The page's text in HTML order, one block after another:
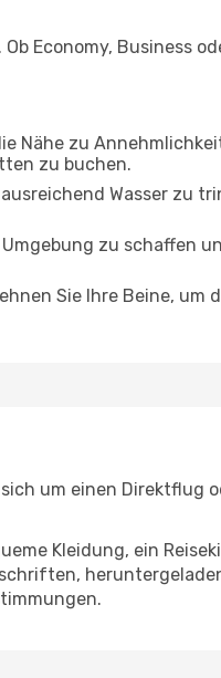
Economy, Business
Nähe zu
zu buchen.
Wasser zu
zu schaffen
Sie Ihre Beine, um
um einen Direktflug
Kleidung, ein